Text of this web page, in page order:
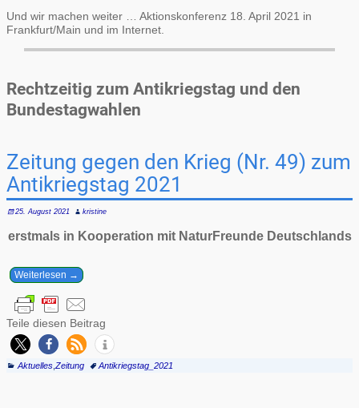
Und wir machen weiter … Aktionskonferenz 18. April 2021 in
Frankfurt/Main und im Internet.
Rechtzeitig zum Antikriegstag und den
Bundestagwahlen
Zeitung gegen den Krieg (Nr. 49) zum
Antikriegstag 2021
25. August 2021 kristine
erstmals in Kooperation mit NaturFreunde Deutschlands
Weiterlesen →
Teile diesen Beitrag
Aktuelles, Zeitung Antikriegstag_2021